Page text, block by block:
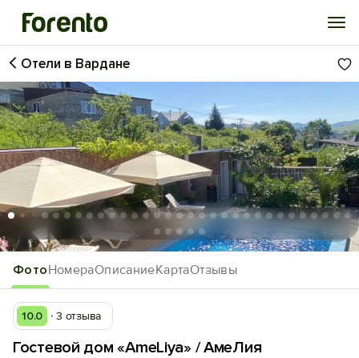
Войти
Избранное
История просмотра
Добавить свой объект
ФотоНомераОписаниеКартаОтзывы
Отели в Вардане
1/36
10.0 3 отзыва
Гостевой дом «AmeLiya» / АмеЛия